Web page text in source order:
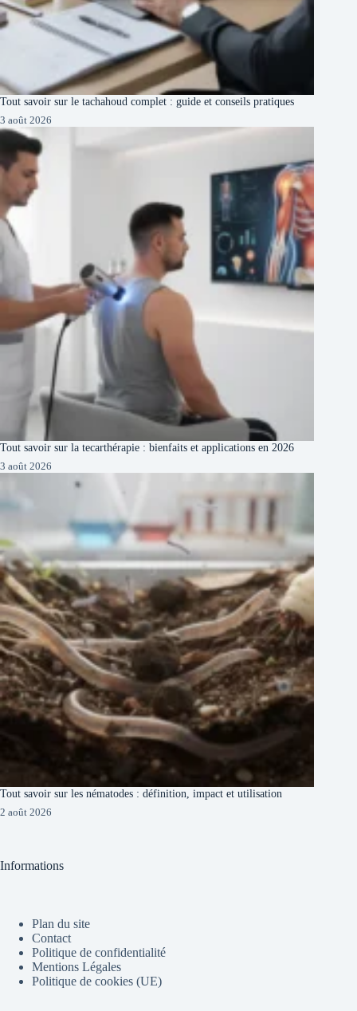
Tout savoir sur le tachahoud complet : guide et conseils pratiques
3 août 2026
Tout savoir sur la tecarthérapie : bienfaits et applications en 2026
3 août 2026
Tout savoir sur les nématodes : définition, impact et utilisation
2 août 2026
Informations
Plan du site
Contact
Politique de confidentialité
Mentions Légales
Politique de cookies (UE)